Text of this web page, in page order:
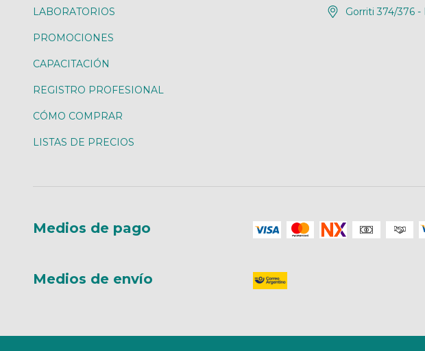
LABORATORIOS
PROMOCIONES
CAPACITACIÓN
REGISTRO PROFESIONAL
CÓMO COMPRAR
LISTAS DE PRECIOS
Gorriti 374/376
Medios de pago
Medios de envío